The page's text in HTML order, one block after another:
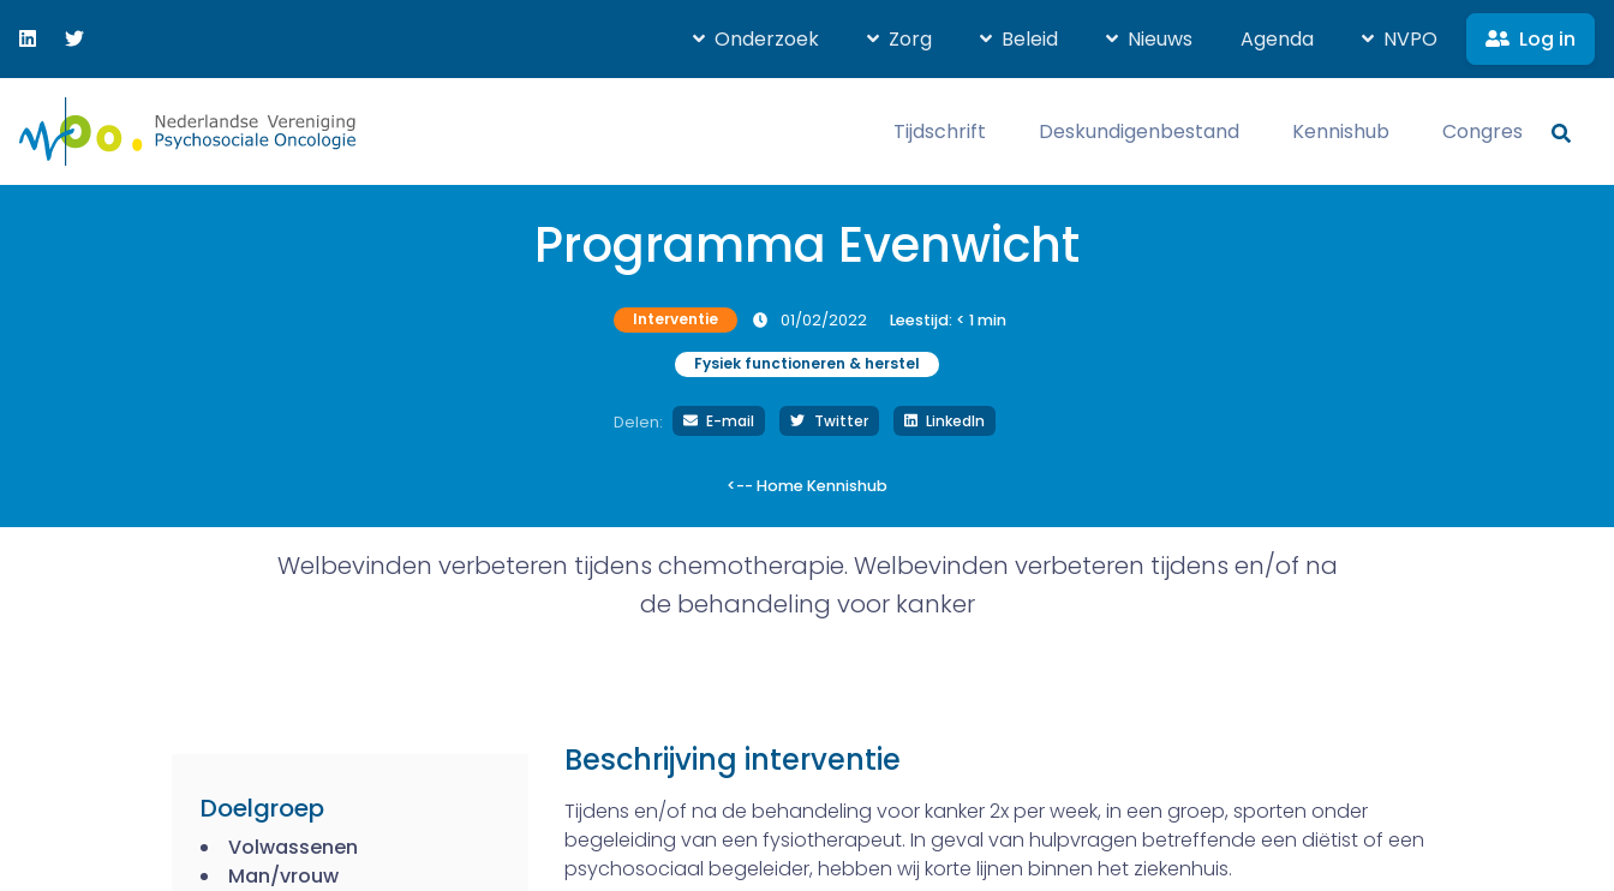
Onderzoek Zorg Beleid Nieuws Agenda NVPO Log in
Tijdschrift Deskundigenbestand Kennishub Congres
Programma Evenwicht
Interventie 01/02/2022 Leestijd: < 1min
Fysiek functioneren & herstel
Delen: E-mail Twitter LinkedIn
<-- Home Kennishub
Welbevinden verbeteren tijdens chemotherapie. Welbevinden verbeteren tijdens en/of na
de behandeling voor kanker
Doelgroep
Volwassenen
Man/vrouw
Beschrijving interventie
Tijdens en/of na de behandeling voor kanker 2x per week, in een groep, sporten onder
begeleiding van een fysiotherapeut. In geval van hulpvragen betreffende een diëtist of een
psychosociaal begeleider, hebben wij korte lijnen binnen het ziekenhuis.